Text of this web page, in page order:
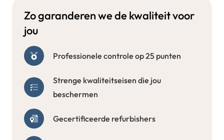
Zo garanderen we de kwaliteit voor
jou
Professionele controle op 25 punten
Strenge kwaliteitseisen die jou
beschermen
Gecertificeerde refurbishers